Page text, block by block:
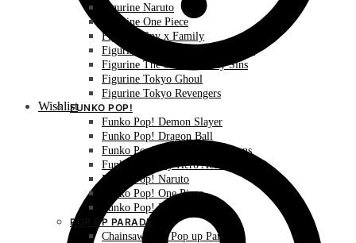
Wishlist
Figurine Naruto
Figurine One Piece
Figurine Spy x Family
Figurine The Promised Neverland
Figurine The Seven Deadly Sins
Figurine Tokyo Ghoul
Figurine Tokyo Revengers
FUNKO POP!
Funko Pop! Demon Slayer
Funko Pop! Dragon Ball
Funko Pop! L’Attaque des Titans
Funko Pop! My Hero Academia
Funko Pop! Naruto
Funko Pop! One Piece
Funko Pop! Pokémon
POP UP PARADE
Chainsaw Man Pop up Parade